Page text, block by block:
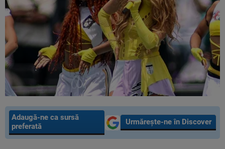
Adaugă-ne ca sursă
preferată
Urmărește-ne în Discover